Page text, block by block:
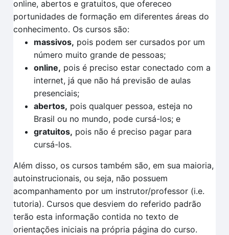
online, abertos e gratuitos, que ofereceo
portunidades de formação em diferentes áreas do
conhecimento. Os cursos são:
massivos, pois podem ser cursados por um
número muito grande de pessoas;
online, pois é preciso estar conectado com a
internet, já que não há previsão de aulas
presenciais;
abertos, pois qualquer pessoa, esteja no
Brasil ou no mundo, pode cursá-los; e
gratuitos, pois não é preciso pagar para
cursá-los.
Além disso, os cursos também são, em sua maioria,
autoinstrucionais, ou seja, não possuem
acompanhamento por um instrutor/professor (i.e.
tutoria). Cursos que desviem do referido padrão
terão esta informação contida no texto de
orientações iniciais na própria página do curso.